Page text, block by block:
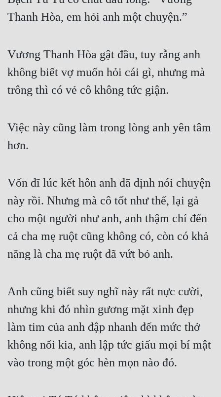
Thanh Hòa, em hỏi anh một chuyện.”
Vương Thanh Hòa gật đầu, tuy rằng anh
không biết vợ muốn hỏi cái gì, nhưng mà
trông thì có vẻ cô không tức giận.
Việc này cũng làm trong lòng anh yên tâm
hơn.
Vốn dĩ lúc kết hôn anh đã định nói chuyện
này rồi. Nhưng mà cô tốt như thế, lại gả
cho một người như anh, anh thậm chí đến
cả cha mẹ ruột cũng không có, còn có khả
năng là cha mẹ ruột đã vứt bỏ anh.
Anh cũng biết suy nghĩ này rất nực cười,
nhưng khi đó nhìn gương mặt xinh đẹp
làm tim của anh đập nhanh đến mức thở
không nổi kia, anh lập tức giấu mọi bí mật
vào trong một góc hèn mọn nào đó.